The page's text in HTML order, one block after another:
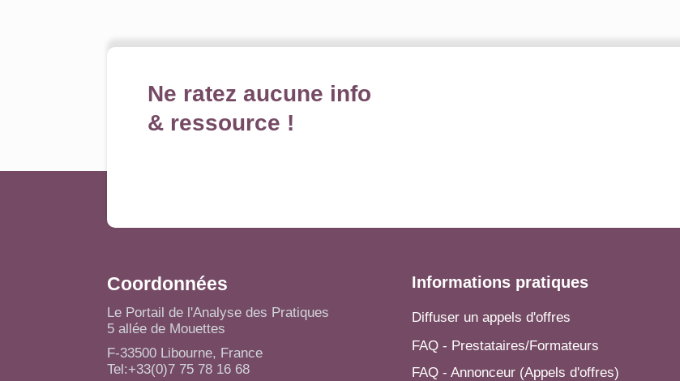
Ne ratez aucune info
& ressource !
Coordonnées
Le Portail de l'Analyse des Pratiques
5 allée de Mouettes
F-33500 Libourne, France
Tel:+33(0)7 75 78 16 68
Informations pratiques
Diffuser un appels d'offres
FAQ - Prestataires/Formateurs
FAQ - Annonceur (Appels d'offres)